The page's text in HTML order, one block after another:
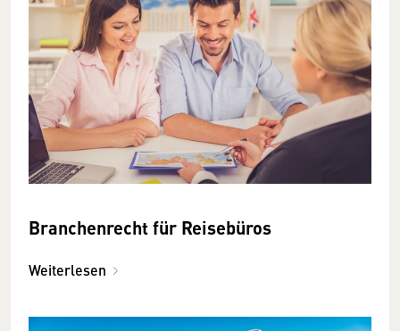
Branchenrecht für Reisebüros
Weiterlesen